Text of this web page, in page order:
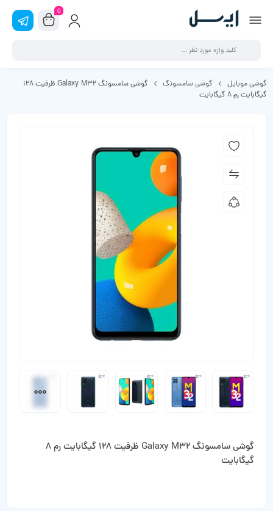
0
گوشی موبایل گوشی سامسونگ
گوشی سامسونگ Galaxy M32 ظرفیت 128
گیگابایت رم 8 گیگابایت
گوشی سامسونگ Galaxy M32 ظرفیت 128 گیگابایت رم 8
گیگابایت